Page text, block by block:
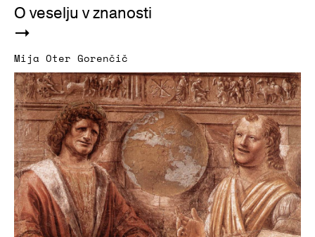
O veselju v znanosti
Mija Oter Gorenčič